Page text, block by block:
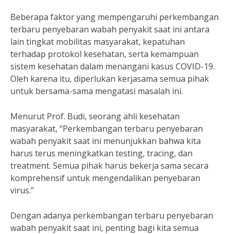
Beberapa faktor yang mempengaruhi perkembangan
terbaru penyebaran wabah penyakit saat ini antara
lain tingkat mobilitas masyarakat, kepatuhan
terhadap protokol kesehatan, serta kemampuan
sistem kesehatan dalam menangani kasus COVID-19.
Oleh karena itu, diperlukan kerjasama semua pihak
untuk bersama-sama mengatasi masalah ini.
Menurut Prof. Budi, seorang ahli kesehatan
masyarakat, “Perkembangan terbaru penyebaran
wabah penyakit saat ini menunjukkan bahwa kita
harus terus meningkatkan testing, tracing, dan
treatment. Semua pihak harus bekerja sama secara
komprehensif untuk mengendalikan penyebaran
virus.”
Dengan adanya perkembangan terbaru penyebaran
wabah penyakit saat ini, penting bagi kita semua